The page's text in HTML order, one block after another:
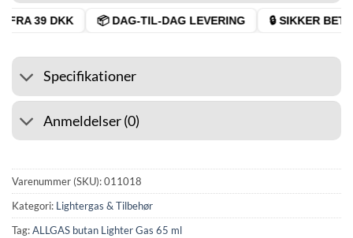
39 DKK 📦 DAG-TIL-DAG LEVERING 🔒 SIKKER
Specifikationer
Anmeldelser (0)
Varenummer (SKU):011018
Kategori: Lightergas & Tilbehør
Tag:ALLGAS butan Lighter Gas 65 ml